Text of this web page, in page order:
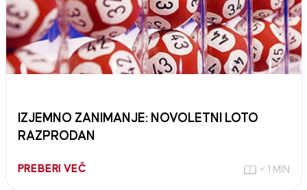
IZJEMNO ZANIMANJE: NOVOLETNI LOTO
RAZPRODAN
PREBERI VEČ < 1 MIN